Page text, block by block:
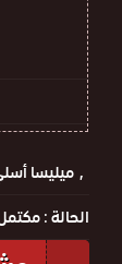
ميليسا
الحالة :